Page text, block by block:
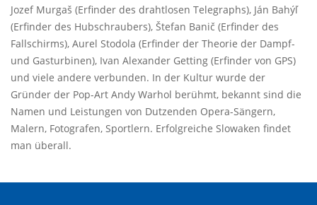
Jozef Murgaš (Erfinder des drahtlosen Telegraphs), Ján Bahýľ
(Erfinder des Hubschraubers), Štefan Banič (Erfinder des
Fallschirms), Aurel Stodola (Erfinder der Theorie der Dampf-
und Gasturbinen), Ivan Alexander Getting (Erfinder von GPS)
und viele andere verbunden. In der Kultur wurde der
Gründer der Pop-Art Andy Warhol berühmt, bekannt sind die
Namen und Leistungen von Dutzenden Opera-Sängern,
Malern, Fotografen, Sportlern. Erfolgreiche Slowaken findet
man überall.